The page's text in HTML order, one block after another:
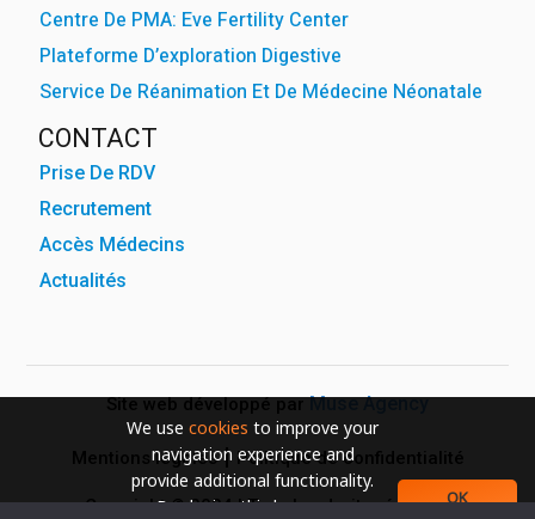
We use cookies to improve your
navigation experience and
provide additional functionality.
By closing this banner or
OK
Centre De PMA: Eve Fertility Center
Plateforme D’exploration Digestive
Service De Réanimation Et De Médecine Néonatale
CONTACT
Prise De RDV
Recrutement
Accès Médecins
Actualités
Site web développé parMuse Agency
Mentions légales Politique de confidentialité
Copyright © 2024 | Tous les droits réservés